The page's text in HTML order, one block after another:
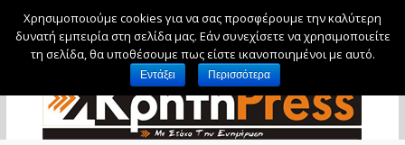
Παρασκευή, 7 Αυγούστου, 2026
Χρησιμοποιούμε cookies για να σας προσφέρουμε την καλύτερη
δυνατή εμπειρία στη σελίδα μας. Εάν συνεχίσετε να χρησιμοποιείτε
τη σελίδα, θα υποθέσουμε πως είστε ικανοποιημένοι με αυτό.
Εντάξει Περισσότερα